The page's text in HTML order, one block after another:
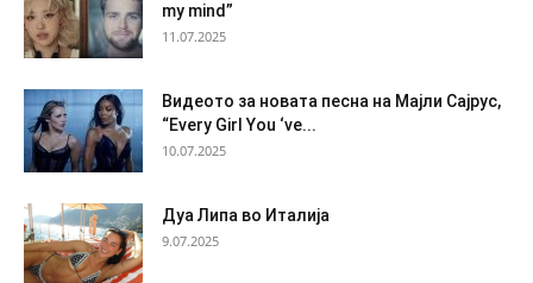
my mind”
11.07.2025
Видеото за новата песна на Мајли Сајрус,
“Every Girl You ‘ve...
10.07.2025
Дуа Липа во Италија
9.07.2025